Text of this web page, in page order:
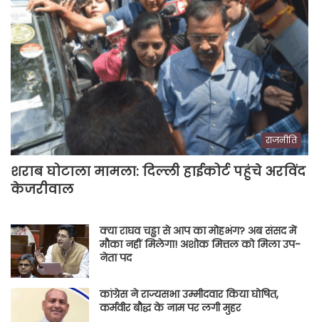
राजनीति
शराब घोटाला मामला: दिल्ली हाईकोर्ट पहुंचे अरविंद
केजरीवाल
क्या राघव चड्ढा से आप का मोहभंग? अब संसद में
मौका नहीं मिलेगा! अशोक मित्तल को मिला उप-
नेता पद
कांग्रेस ने राज्यसभा उम्मीदवार किया घोषित,
कर्मवीर बौद्ध के नाम पर लगी मुहर